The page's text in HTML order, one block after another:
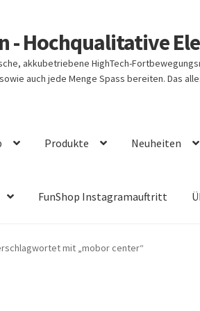
- Hochqualitative
akkubetriebene HighTech-
auch jede Menge Spass bereiten. Das
Produkte Neuheiten
FunShop Instagramauftritt
mit „mobor center“